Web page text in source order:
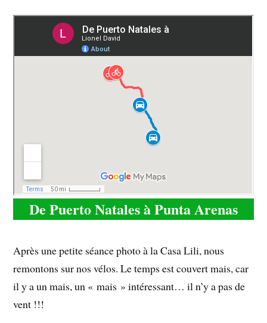
De Puerto Natales à Punta Arenas
Après une petite séance photo à la Casa Lili, nous
remontons sur nos vélos. Le temps est couvert mais, car
il y a un mais, un « mais » intéressant… il n’y a pas de
vent !!!